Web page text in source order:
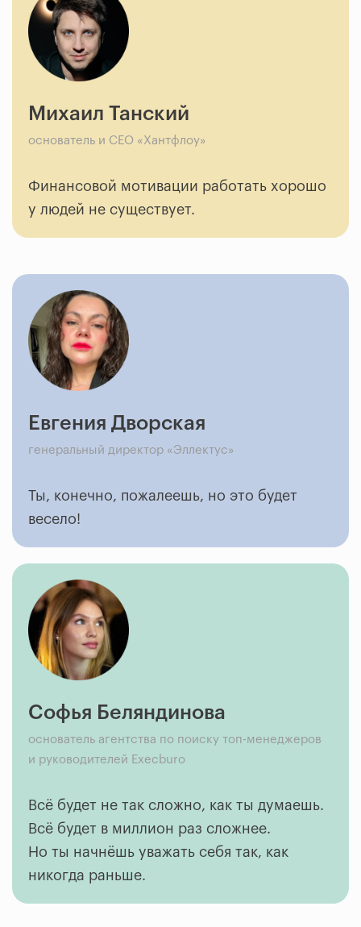
Михаил Танский
основатель и CEO «Хантфлоу»
Финансовой мотивации работать хорошо
у людей не существует.
Евгения Дворская
генеральный директор «Эллектус»
Ты, конечно, пожалеешь, но это будет
весело!
Софья Беляндинова
основатель агентства по поиску топ-менеджеров
и руководителей Execburo
Всё будет не так сложно, как ты думаешь.
Всё будет в миллион раз сложнее.
Но ты начнёшь уважать себя так, как
никогда раньше.